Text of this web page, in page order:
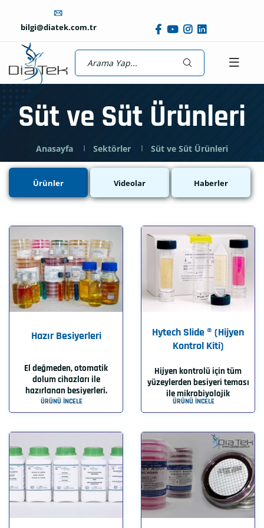
bilgi@diatek.com.tr
Süt ve Süt Ürünleri
Anasayfa Sektörler Süt ve Süt Ürünleri
Ürünler Videolar Haberler
Hazır Besiyerleri
El değmeden, otomatik
dolum cihazları ile
hazırlanan besiyerleri.
ÜRÜNÜ İNCELE
Hytech Slide ® (Hijyen
Kontrol Kiti)
Hijyen kontrolü için tüm
yüzeylerden besiyeri teması
ile mikrobiyolojik
ÜRÜNÜ İNCELE